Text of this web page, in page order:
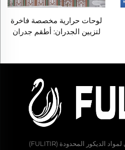
لوحات حرارية مخصصة فاخرة
لتزيين الجدران: أطقم جدران
وغرفة النوم
تقدم شركة هانغتشو مييبي لمواد الديكور المحدودة (FULITIR)